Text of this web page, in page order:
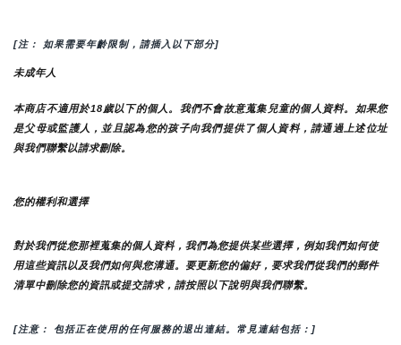
[注： 如果需要年齡限制，請插入以下部分]
未成年人
本商店不適用於18歲以下的個人。我們不會故意蒐集兒童的個人資料。如果您
是父母或監護人，並且認為您的孩子向我們提供了個人資料，請通過上述位址
與我們聯繫以請求刪除。
您的權利和選擇
對於我們從您那裡蒐集的個人資料，我們為您提供某些選擇，例如我們如何使
用這些資訊以及我們如何與您溝通。要更新您的偏好，要求我們從我們的郵件
清單中刪除您的資訊或提交請求，請按照以下說明與我們聯繫。
[注意： 包括正在使用的任何服務的退出連結。常見連結包括：]